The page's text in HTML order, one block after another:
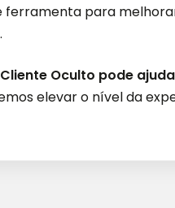
para
Oculto pode
elevar o nível da